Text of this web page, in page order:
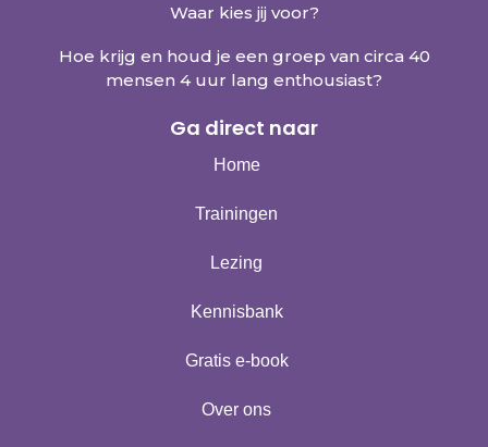
Waar kies jij voor?
Hoe krijg en houd je een groep van circa 40
mensen 4 uur lang enthousiast?
Ga direct naar
Home
Trainingen
Lezing
Kennisbank
Gratis e-book
Over ons